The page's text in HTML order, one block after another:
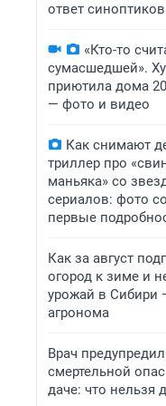
ответ синоптиков
«Кто-то
сумасшедшей».
приютила дома
— фото и видео
Как снимают
триллер про
маньяка» со
сериалов: фото
первые
Как за август
огород к зиме и
урожай в Сибири
агронома
Врач
смертельной
даче: что нельзя